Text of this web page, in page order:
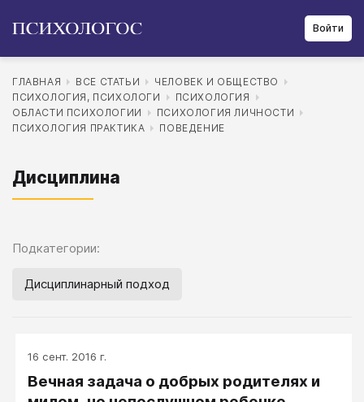
Войти
ГЛАВНАЯ ВСЕ СТАТЬИ
ЧЕЛОВЕК И ОБЩЕСТВО
ПСИХОЛОГИЯ, ПСИХОЛОГИ
ПСИХОЛОГИЯ
ОБЛАСТИ ПСИХОЛОГИИ
ПСИХОЛОГИЯ ЛИЧНОСТИ
ПСИХОЛОГИЯ ПРАКТИКА
ПОВЕДЕНИЕ
Дисциплина
Подкатегории:
Дисциплинарный подход
16 сент. 2016 г.
Вечная задача о добрых родителях и